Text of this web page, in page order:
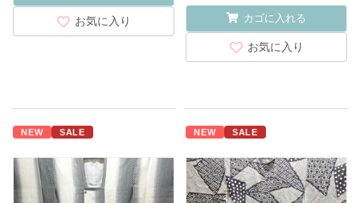
お気に入り カゴに入れる
お気に入り
NEW SALE NEW SALE